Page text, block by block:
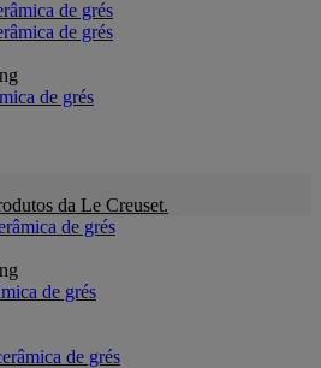
de grés
da Le Creuset.
de grés